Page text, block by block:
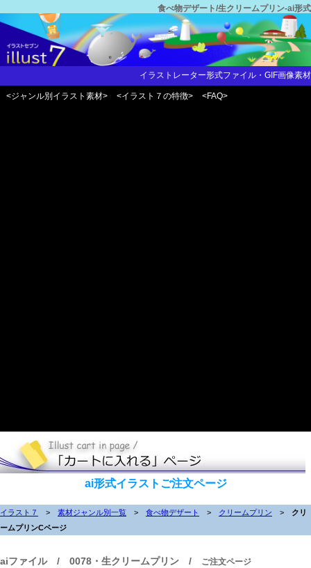
食べ物デザート/生クリームプリン-ai形式
イラストレーター形式ファイル・GIF画像素材
<ジャンル別イラスト素材> <イラスト７の特徴> <FAQ>
ai形式イラストご注文ページ
イラスト７ > 素材ジャンル別一覧 > 食べ物デザート > クリームプリン > クリ
ームプリンCページ
aiファイル / 0078・生クリームプリン /
ご注文ページ